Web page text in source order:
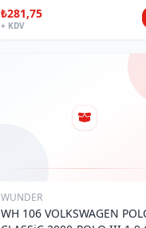
₺281,75
+ KDV
WUNDER
WH 106 VOLKSWAGEN